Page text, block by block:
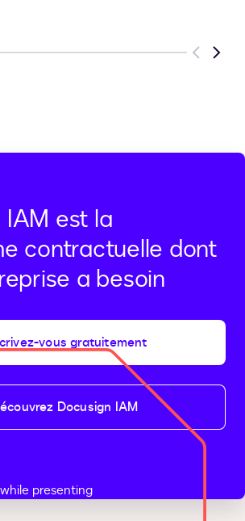
Previous
Next
IAM est la
contractuelle dont
a besoin
vous gratuitement
Docusign IAM